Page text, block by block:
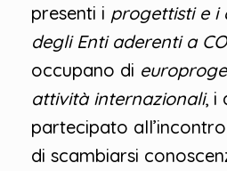
presenti i progettisti e i
degli Enti aderenti a
occupano di
attività internazionali, i
partecipato
di scambiarsi